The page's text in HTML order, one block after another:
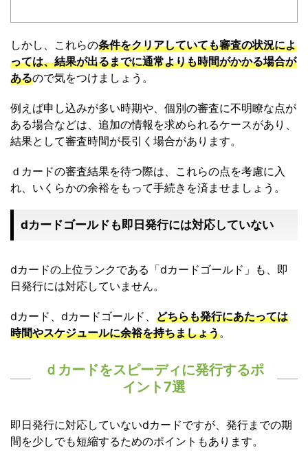
しかし、これらの条件をクリアしていても審査の状況によ
っては、結果が出るまでに通常よりも時間がかかる場合が
あるので気をつけましょう。
例えば申し込みが多い時期や、個別の審査に不明瞭な点が
ある場合などは、追加の情報を求められるケースがあり、
結果として審査時間が長引く場合があります。
ｄカードの審査結果を待つ際は、これらの点を考慮に入
れ、いくらかの余裕をもって手続きを済ませましょう。
dカードゴールドも即日発行には対応していない
dカードの上位ランクである「dカードゴールド」も、即
日発行には対応していません。
dカード、dカードゴールド、 どちらも発行にあたっては
時間やスケジュールに余裕を持ちましょう。
ｄカードをスピーディに発行するポ
イント7選
即日発行に対応していないdカードですが、発行までの期
間を少しでも短縮するためのポイントもあります。